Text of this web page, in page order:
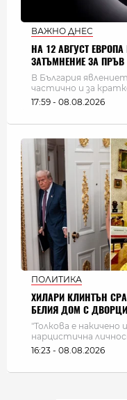
ВАЖНО ДНЕС
НА 12 АВГУСТ
ЗАТЪМНЕНИЕ ЗА
В България
частично и за
17:59 - 08.08.2026
ПОЛИТИКА
ХИЛАРИ КЛИНТЪН
БЕЛИЯ ДОМ С
"Толкова е
нарцистична
16:23 - 08.08.2026